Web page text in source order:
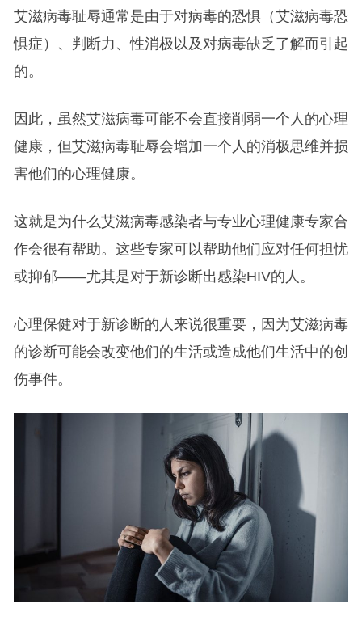
艾滋病毒耻辱通常是由于对病毒的恐惧（艾滋病毒恐
惧症）、判断力、性消极以及对病毒缺乏了解而引起
的。
因此，虽然艾滋病毒可能不会直接削弱一个人的心理
健康，但艾滋病毒耻辱会增加一个人的消极思维并损
害他们的心理健康。
这就是为什么艾滋病毒感染者与专业心理健康专家合
作会很有帮助。这些专家可以帮助他们应对任何担忧
或抑郁——尤其是对于新诊断出感染HIV的人。
心理保健对于新诊断的人来说很重要，因为艾滋病毒
的诊断可能会改变他们的生活或造成他们生活中的创
伤事件。